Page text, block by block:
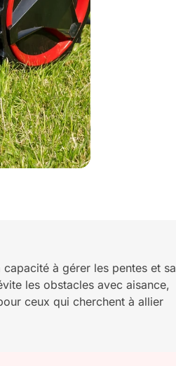
à gérer les pentes et sa
les obstacles avec aisance,
ceux qui cherchent à allier